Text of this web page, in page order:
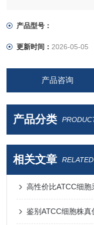
产品型号：
更新时间： 2026-05-05
产品咨询
产品分类
相关文章
鉴别ATCC细胞株真